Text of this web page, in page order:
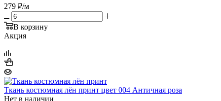
279 ₽/м
В корзину
Акция
Ткань костюмная лён принт цвет 004 Античная роза
Нет в наличии